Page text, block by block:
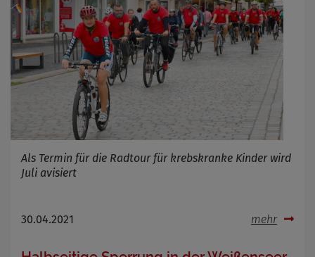
Als Termin für die Radtour für krebskranke Kinder wird
Juli avisiert
30.04.2021 mehr